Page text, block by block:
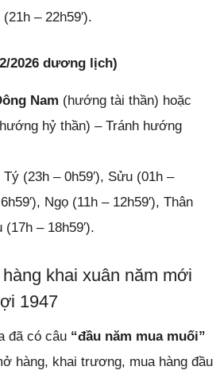
– 22h59′).
2026 dương lịch)
Nam (hướng tài thần) hoặc
hỷ thần) – Tránh hướng
(23h – 0h59′), Sửu (01h –
Ngọ (11h – 12h59′), Thân
(17h – 18h59′).
khai xuân năm mới
1947
đã có câu “đầu năm mua muối”
hàng, khai trương, mua hàng đầu